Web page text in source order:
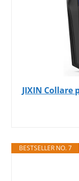
JIXIN Collare
BESTSELLER NO. 7